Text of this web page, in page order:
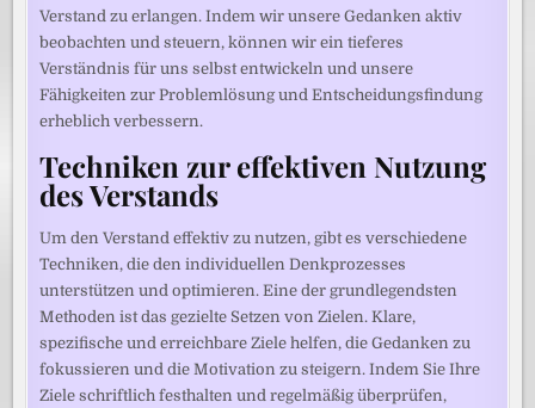
Verstand zu erlangen. Indem wir unsere Gedanken aktiv
beobachten und steuern, können wir ein tieferes
Verständnis für uns selbst entwickeln und unsere
Fähigkeiten zur Problemlösung und Entscheidungsfindung
erheblich verbessern.
Techniken zur effektiven Nutzung
des Verstands
Um den Verstand effektiv zu nutzen, gibt es verschiedene
Techniken, die den individuellen Denkprozesses
unterstützen und optimieren. Eine der grundlegendsten
Methoden ist das gezielte Setzen von Zielen. Klare,
spezifische und erreichbare Ziele helfen, die Gedanken zu
fokussieren und die Motivation zu steigern. Indem Sie Ihre
Ziele schriftlich festhalten und regelmäßig überprüfen,